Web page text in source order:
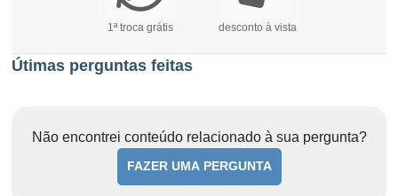
1ª troca grátis desconto à vista
Útimas perguntas feitas
Não encontrei conteúdo relacionado à sua pergunta?
FAZER UMA PERGUNTA